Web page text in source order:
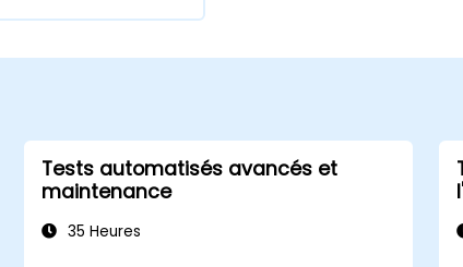
Tests automatisés avancés et
maintenance
35 Heures